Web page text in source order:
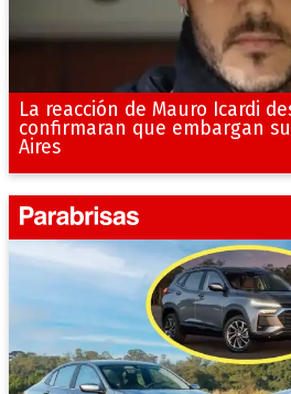
La reacción de Mauro Icardi
confirmaran que embargan
Aires